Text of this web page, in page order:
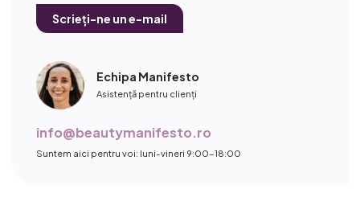
Scrieți-ne un e-mail
Echipa Manifesto
Asistență pentru clienți
info@beautymanifesto.ro
Suntem aici pentru voi: luni-vineri 9:00-18:00